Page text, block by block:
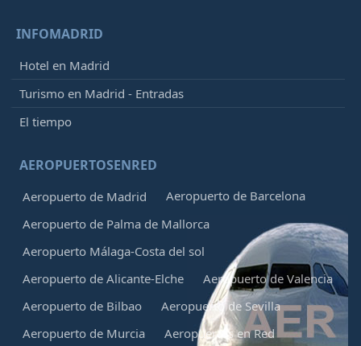
INFOMADRID
Hotel en Madrid
Turismo en Madrid - Entradas
El tiempo
AEROPUERTOSENRED
Aeropuerto de Madrid
Aeropuerto de Barcelona
Aeropuerto de Palma de Mallorca
Aeropuerto Málaga-Costa del sol
Aeropuerto de Alicante-Elche
Aeropuerto de Valencia
Aeropuerto de Bilbao
Aeropuerto de Sevilla
Aeropuerto de Murcia
Aeropuertos en Red